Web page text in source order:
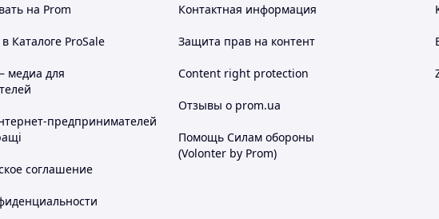
на Prom
Каталоге ProSale
медиа для
предпринимателей
соглашение
Контактная информация
Защита прав на контент
Content right protection
Отзывы о prom.ua
Помощь Силам обороны
(Volonter by Prom)